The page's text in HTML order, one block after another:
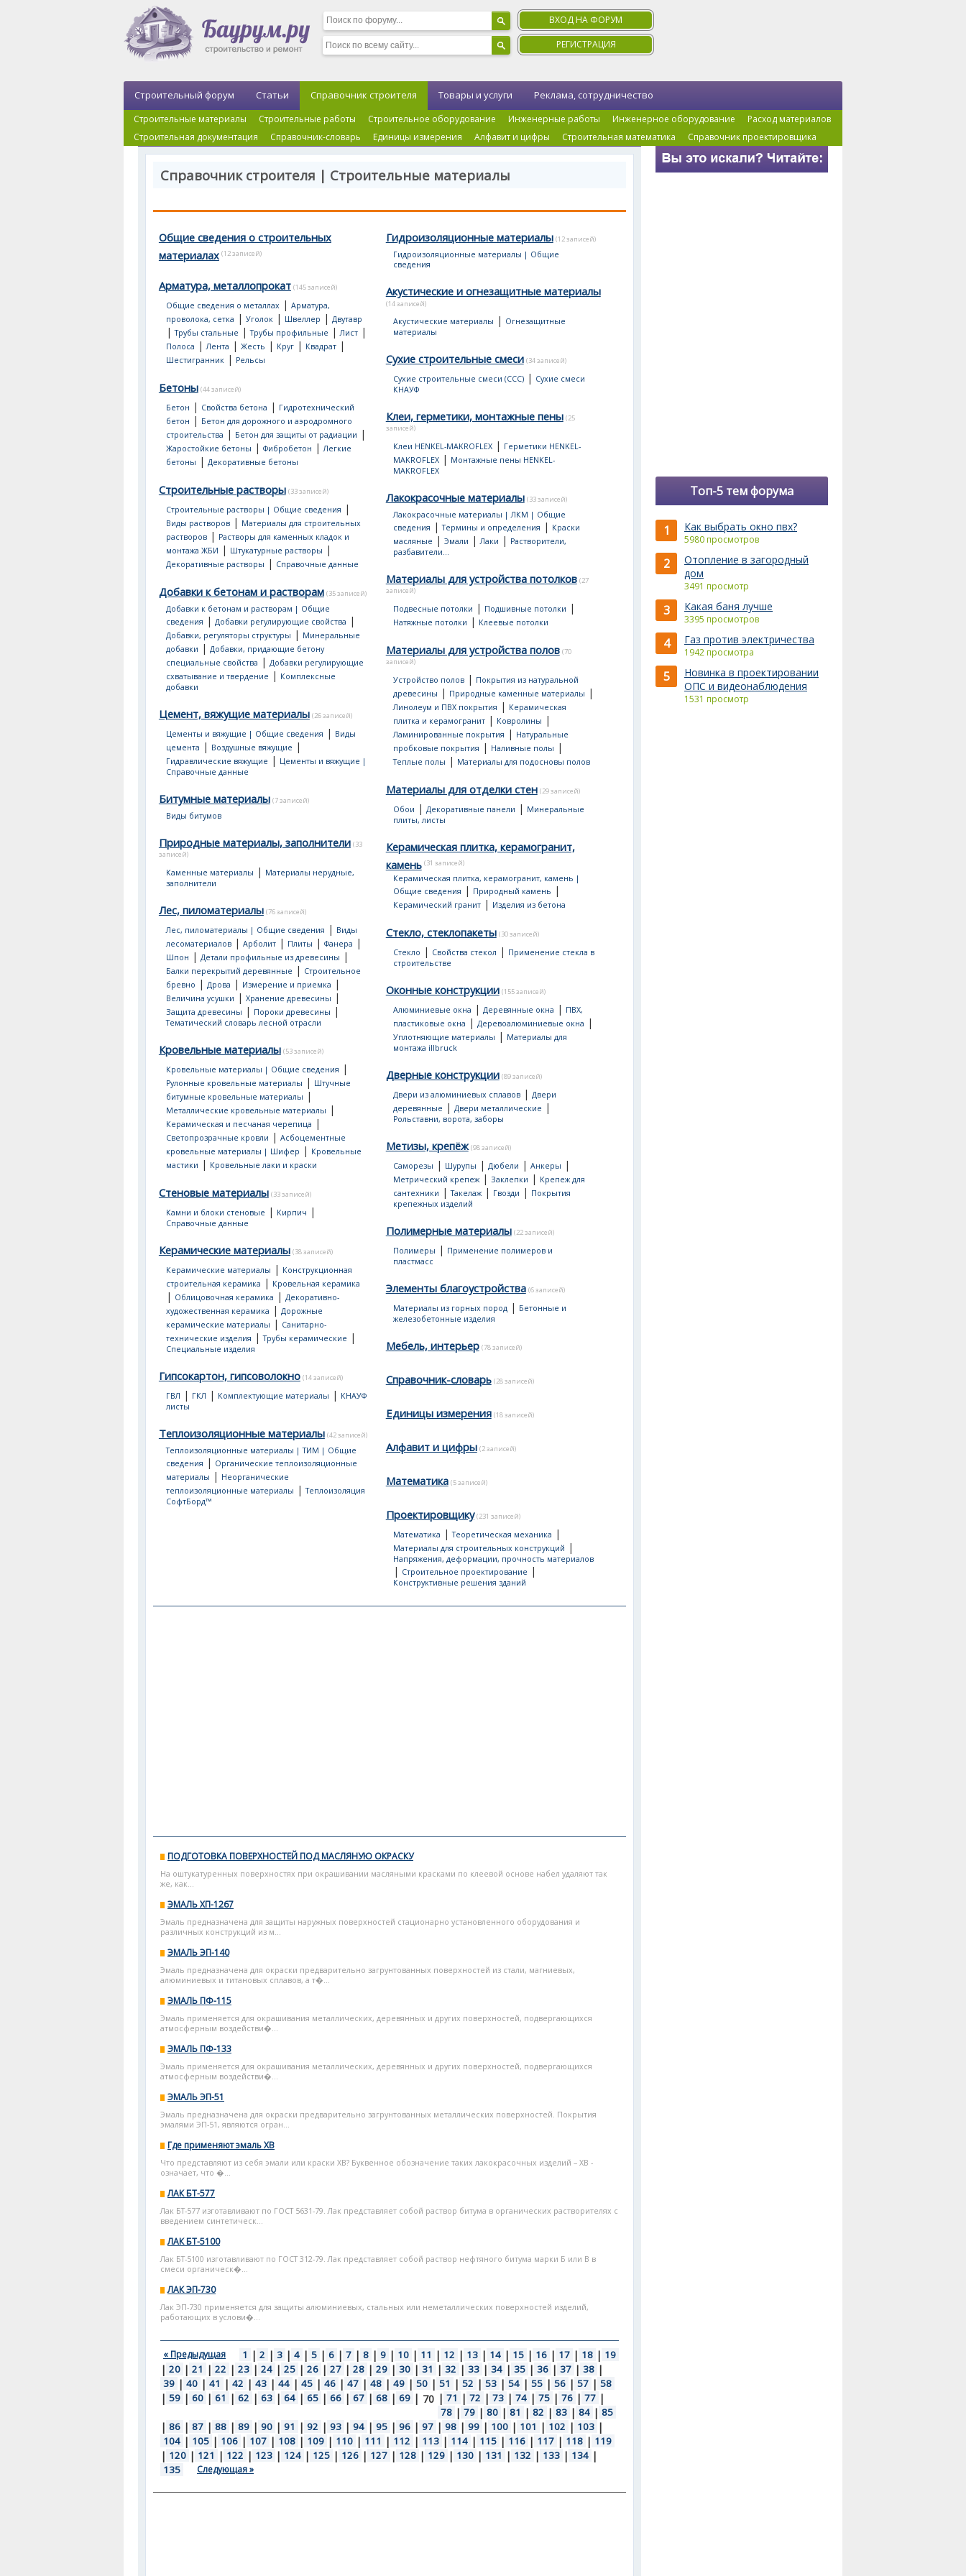
ВХОД НА ФОРУМ
РЕГИСТРАЦИЯ
Строительный форум Статьи Справочник строителя
Строительные материалы Строительные работы Строительное оборудование Инженерные работы Инженерное оборудование
Расход материалов
Строительная документация
Справочник-словарь Единицы измерения Алфавит и цифры Строительная математика Справочник проектировщика
Товары и услуги Реклама, сотрудничество
Справочник строителя | Строительные материалы
Общие сведения о строительных
материалах (12 записей)
Арматура, металлопрокат (145 записей)
Общие сведения о металлах| Арматура,
проволока, сетка | Уголок| Швеллер | Двутавр
|Трубы стальные |Трубы профильные |Лист|
Полоса |Лента | Жесть | Круг| Квадрат|
Шестигранник| Рельсы
Бетоны (44 записей)
Бетон | Свойства бетона | Гидротехнический
бетон | Бетон для дорожного и аэродромного
строительства | Бетон для защиты от радиации |
Жаростойкие бетоны | Фибробетон |Легкие
бетоны | Декоративные бетоны
Строительные растворы (33 записей)
Строительные растворы | Общие сведения |
Виды растворов| Материалы для строительных
растворов| Растворы для каменных кладок и
монтажа ЖБИ | Штукатурные растворы |
Декоративные растворы | Справочные данные
Добавки к бетонам и растворам (35 записей)
Добавки к бетонам и растворам | Общие
сведения | Добавки регулирующие свойства |
Добавки, регуляторы структуры | Минеральные
добавки | Добавки, придающие бетону
специальные свойства | Добавки регулирующие
схватывание и твердение | Комплексные
добавки
Цемент, вяжущие материалы (26 записей)
Цементы и вяжущие | Общие сведения | Виды
цемента | Воздушные вяжущие |
Гидравлические вяжущие | Цементы и вяжущие |
Справочные данные
Битумные материалы (7 записей)
Виды битумов
Природные материалы, заполнители (33
записей)
Каменные материалы | Материалы нерудные,
заполнители
Лес, пиломатериалы (76 записей)
Лес, пиломатериалы | Общие сведения | Виды
лесоматериалов| Арболит| Плиты | Фанера |
Шпон | Детали профильные из древесины |
Балки перекрытий деревянные | Строительное
бревно | Дрова | Измерение и приемка |
Величина усушки | Хранение древесины |
Защита древесины | Пороки древесины |
Тематический словарь лесной отрасли
Кровельные материалы (53 записей)
Кровельные материалы | Общие сведения |
Рулонные кровельные материалы | Штучные
битумные кровельные материалы |
Металлические кровельные материалы |
Керамическая и песчаная черепица |
Светопрозрачные кровли | Асбоцементные
кровельные материалы | Шифер | Кровельные
мастики | Кровельные лаки и краски
Стеновые материалы (33 записей)
Камни и блоки стеновые | Кирпич |
Справочные данные
Керамические материалы (38 записей)
Керамические материалы | Конструкционная
строительная керамика | Кровельная керамика
| Облицовочная керамика | Декоративно-
художественная керамика | Дорожные
керамические материалы | Санитарно-
технические изделия |Трубы керамические |
Специальные изделия
Гипсокартон, гипсоволокно (14 записей)
ГВЛ | ГКЛ | Комплектующие материалы | КНАУФ
листы
Теплоизоляционные материалы (42 записей)
Теплоизоляционные материалы | ТИМ | Общие
сведения | Органические теплоизоляционные
материалы | Неорганические
теплоизоляционные материалы |Теплоизоляция
СофтБорд™
Гидроизоляционные материалы (12 записей)
Гидроизоляционные материалы | Общие
сведения
Акустические и огнезащитные материалы
(14 записей)
Акустические материалы | Огнезащитные
материалы
Сухие строительные смеси (34 записей)
Сухие строительные смеси (ССС)| Сухие смеси
КНАУФ
Клеи, герметики, монтажные пены (25
записей)
Клеи HENKEL-MAKROFLEX| Герметики HENKEL-
MAKROFLEX| Монтажные пены HENKEL-
MAKROFLEX
Лакокрасочные материалы (33 записей)
Лакокрасочные материалы | ЛКМ | Общие
сведения |Термины и определения | Краски
масляные | Эмали |Лаки | Растворители,
разбавители...
Материалы для устройства потолков (27
записей)
Подвесные потолки | Подшивные потолки |
Натяжные потолки | Клеевые потолки
Материалы для устройства полов (70
записей)
Устройство полов| Покрытия из натуральной
древесины | Природные каменные материалы |
Линолеум и ПВХ покрытия | Керамическая
плитка и керамогранит| Ковролины |
Ламинированные покрытия | Натуральные
пробковые покрытия | Наливные полы |
Теплые полы | Материалы для подосновы полов
Материалы для отделки стен (29 записей)
Обои | Декоративные панели | Минеральные
плиты, листы
Керамическая плитка, керамогранит,
камень (31 записей)
Керамическая плитка, керамогранит, камень |
Общие сведения | Природный камень |
Керамический гранит| Изделия из бетона
Стекло, стеклопакеты (30 записей)
Стекло | Свойства стекол | Применение стекла в
строительстве
Оконные конструкции (155 записей)
Алюминиевые окна | Деревянные окна | ПВХ,
пластиковые окна | Деревоалюминиевые окна |
Уплотняющие материалы | Материалы для
монтажа illbruck
Дверные конструкции (89 записей)
Двери из алюминиевых сплавов| Двери
деревянные | Двери металлические |
Рольставни, ворота, заборы
Метизы, крепёж (98 записей)
Саморезы | Шурупы | Дюбели | Анкеры |
Метрический крепеж| Заклепки | Крепеж для
сантехники |Такелаж| Гвозди | Покрытия
крепежных изделий
Полимерные материалы (22 записей)
Полимеры | Применение полимеров и
пластмасс
Элементы благоустройства (6 записей)
Материалы из горных пород| Бетонные и
железобетонные изделия
Мебель, интерьер (78 записей)
Справочник-словарь (28 записей)
Единицы измерения (18 записей)
Алфавит и цифры (2 записей)
Математика (5 записей)
Проектировщику (231 записей)
Математика |Теоретическая механика |
Материалы для строительных конструкций |
Напряжения, деформации, прочность материалов
| Строительное проектирование |
Конструктивные решения зданий
ПОДГОТОВКА ПОВЕРХНОСТЕЙ ПОД МАСЛЯНУЮ ОКРАСКУ
На оштукатуренных поверхностях при окрашивании масляными красками по клеевой основе набел удаляют так
же, как...
ЭМАЛЬ ХП-1267
Эмаль предназначена для защиты наружных поверхностей стационарно установленного оборудования и
различных конструкций из м...
ЭМАЛЬ ЭП-140
Эмаль предназначена для окраски предварительно загрунтованных поверхностей из стали, магниевых,
алюминиевых и титановых сплавов, а т�...
ЭМАЛЬ ПФ-115
Эмаль применяется для окрашивания металлических, деревянных и других поверхностей, подвергающихся
атмосферным воздействи�...
ЭМАЛЬ ПФ-133
Эмаль применяется для окрашивания металлических, деревянных и других поверхностей, подвергающихся
атмосферным воздействи�...
ЭМАЛЬ ЭП-51
Эмаль предназначена для окраски предварительно загрунтованных металлических поверхностей. Покрытия
эмалями ЭП-51, являются огран...
Где применяют эмаль ХВ
Что представляют из себя эмали или краски ХВ? Буквенное обозначение таких лакокрасочных изделий – ХВ -
означает, что �...
ЛАК БТ-577
Лак БТ-577 изготавливают по ГОСТ 5631-79. Лак представляет собой раствор битума в органических растворителях с
введением синтетическ...
ЛАК БТ-5100
Лак БТ-5100 изготавливают по ГОСТ 312-79. Лак представляет собой раствор нефтяного битума марки Б или В в
смеси органическ�...
ЛАК ЭП-730
Лак ЭП-730 применяется для защиты алюминиевых, стальных или неметаллических поверхностей изделий,
работающих в услови�...
« Предыдущая 1 | 2 | 3 | 4 | 5 | 6 | 7 | 8 | 9 | 10 | 11 | 12 | 13 | 14 | 15 | 16 | 17 | 18 | 19
| 20 | 21 | 22 | 23 | 24 | 25 | 26 | 27 | 28 | 29 | 30 | 31 | 32 | 33 | 34 | 35 | 36 | 37 | 38 |
39 | 40 | 41 | 42 | 43 | 44 | 45 | 46 | 47 | 48 | 49 | 50 | 51 | 52 | 53 | 54 | 55 | 56 | 57 | 58
| 59 | 60 | 61 | 62 | 63 | 64 | 65 | 66 | 67 | 68 | 69 | 70 | 71 | 72 | 73 | 74 | 75 | 76 | 77 |
78 | 79 | 80 | 81 | 82 | 83 | 84 | 85
| 86 | 87 | 88 | 89 | 90 | 91 | 92 | 93 | 94 | 95 | 96 | 97 | 98 | 99 | 100 | 101 | 102 | 103 |
104 | 105 | 106 | 107 | 108 | 109 | 110 | 111 | 112 | 113 | 114 | 115 | 116 | 117 | 118 | 119
| 120 | 121 | 122 | 123 | 124 | 125 | 126 | 127 | 128 | 129 | 130 | 131 | 132 | 133 | 134 |
135 Следующая »
Топ-5 тем форума
1 Как выбрать окно пвх?
5980 просмотров
2
Отопление в загородный
дом
3491 просмотр
3 Какая баня лучше
3395 просмотров
4 Газ против электричества
1942 просмотра
5
Новинка в проектировании
ОПС и видеонаблюдения
1531 просмотр